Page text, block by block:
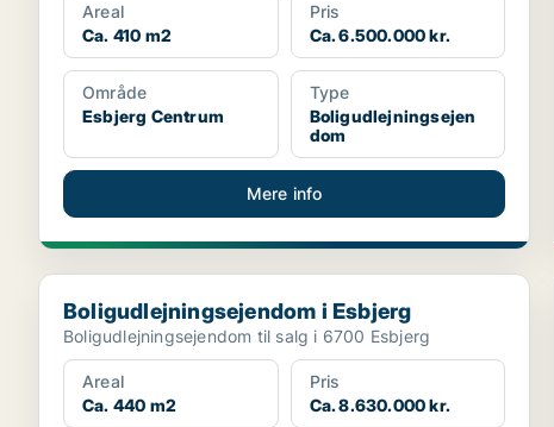
Areal
Ca. 410 m2
Pris
Ca. 6.500.000 kr.
Område
Esbjerg Centrum
Type
Boligudlejningsejen
dom
Mere info
Boligudlejningsejendom i Esbjerg
Boligudlejningsejendom i Esbjerg
Boligudlejningsejendom til salg i 6700 Esbjerg
Areal
Ca. 440 m2
Pris
Ca. 8.630.000 kr.